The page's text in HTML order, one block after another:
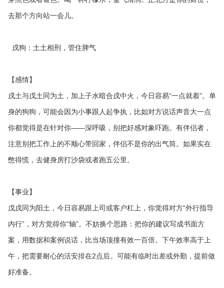
去那个方向站一会儿。
戌狗：土土相刑，管住脾气
【感情】
戌土与戊土同为土，加上子水暗合戌中火，今日容易“一点就着”。单
身的狗狗，可能会因为小事跟人起争执，比如对方说话声音大一点
你都觉得是在针对你——深呼吸，别把好感对象吓跑。有伴侣者，
注意别把工作上的不顺心带回家，伴侣不是你的出气筒。如果实在
憋得慌，去健身房打沙袋或者跑五公里。
【事业】
戊戌同为阳土，今日容易跟上司或客户杠上，你觉得对方“外行指导
内行”，对方觉得你“轴”。不妨换个思路：把你的建议写成书面方
案，用数据和案例说话，比当场顶撞有效一百倍。下午效率高于上
午，把需要耐心的活安排在2点后。可能有临时出差或外勤，提前做
好准备。